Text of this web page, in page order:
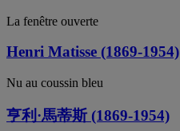
La fenêtre ouverte
Henri Matisse (1869-1954)
Nu au coussin bleu
亨利·馬蒂斯 (1869-1954)